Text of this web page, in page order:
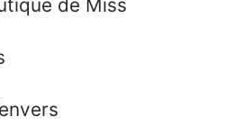
de Miss